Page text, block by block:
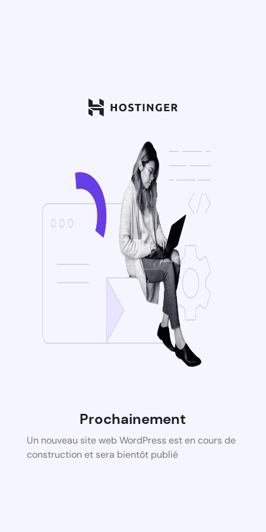
Prochainement
Un nouveau site web WordPress est en cours de
construction et sera bientôt publié